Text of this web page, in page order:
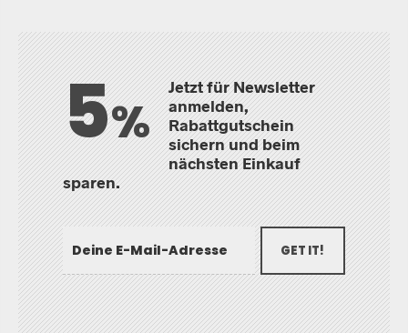
5%
Jetzt für Newsletter
anmelden,
Rabattgutschein
sichern und beim
nächsten Einkauf
sparen.
GET IT!